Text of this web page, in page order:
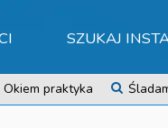
SZUKAJ
Okiem praktyka